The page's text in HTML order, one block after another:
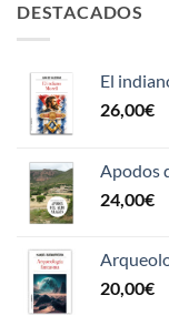
DESTACADOS
El
26,00€
Apodos
24,00€
20,00€